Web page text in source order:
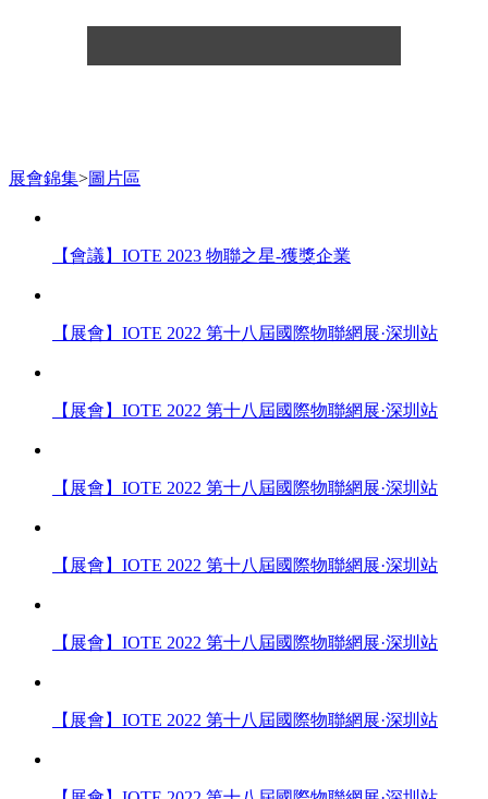
展會錦集>圖片區
【會議】IOTE 2023 物聯之星-獲獎企業
【展會】IOTE 2022 第十八屆國際物聯網展·深圳站
【展會】IOTE 2022 第十八屆國際物聯網展·深圳站
【展會】IOTE 2022 第十八屆國際物聯網展·深圳站
【展會】IOTE 2022 第十八屆國際物聯網展·深圳站
【展會】IOTE 2022 第十八屆國際物聯網展·深圳站
【展會】IOTE 2022 第十八屆國際物聯網展·深圳站